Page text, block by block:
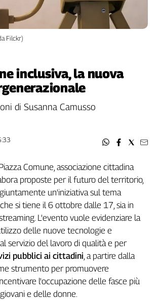
inclusiva, la nuova
Filckr)
di Susanna Camusso
Comune, associazione cittadina
proposte per il futuro del territorio,
un'iniziativa sul tema
si tiene il 6 ottobre dalle 17, sia in
L'evento vuole evidenziare la
delle nuove tecnologie e
servizio del lavoro di qualità e per
pubblici ai cittadini, a partire dalla
strumento per promuovere
l'occupazione delle fasce più
e delle donne.